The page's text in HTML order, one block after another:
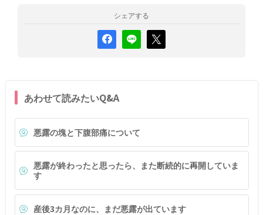
シェアする
あわせて読みたいQ&A
悪露の塊と下腹部痛について
悪露が終わったと思ったら、また断続的に再開していま
す
産後3カ月なのに、まだ悪露が出ています